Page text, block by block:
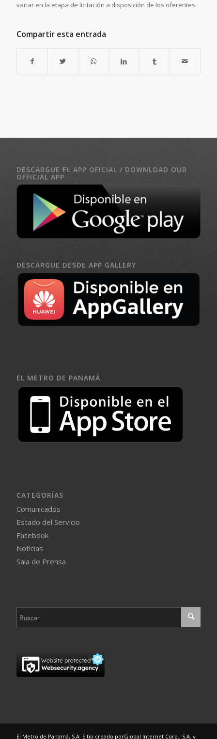
variar en la etapa de licitación a disposición de los oferentes.
Compartir esta entrada
DESCARGUE EL APP OFICIAL / DOWNLOAD OUR
OFFICIAL APP
DESCARGUE DESDE APP GALLERY
EL METRO DE PANAMÁ
CATEGORÍAS
Comunicados
Estado del Servicio
Facebook
Noticias
Sala de Prensa
El Metro de Panamá, S.A. Sitio creado porGlobal Internet Corp., S.A. y